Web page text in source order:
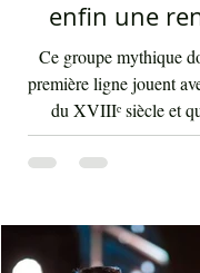
Rondō
enfin une
public
Ce groupe mythique
première ligne jouent
planches du
gradins, dans un